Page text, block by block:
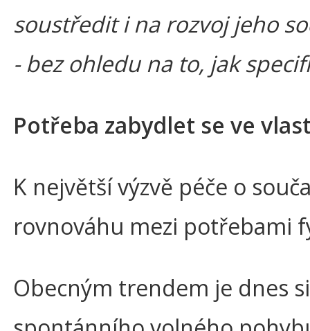
soustředit i na rozvoj jeho
- bez ohledu na to, jak
Potřeba zabydlet se ve
K největší výzvě péče o
rovnováhu mezi potřebami
Obecným trendem je dnes